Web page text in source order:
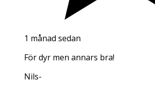
1 månad sedan
För dyr men annars bra!
Nils-